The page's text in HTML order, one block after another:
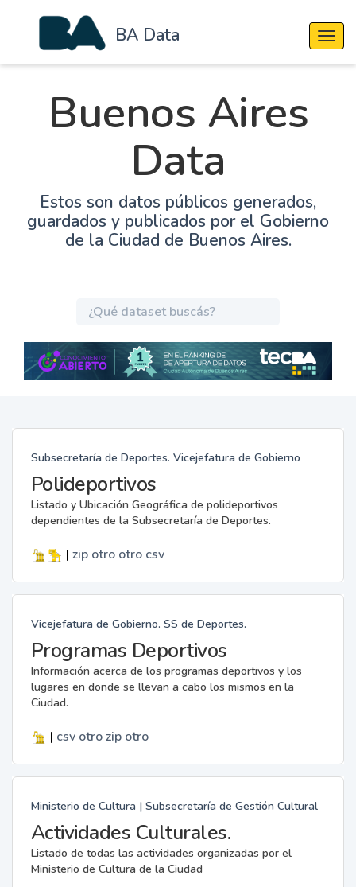
BA Data
Buenos Aires
Data
Estos son datos públicos generados,
guardados y publicados por el Gobierno
de la Ciudad de Buenos Aires.
Subsecretaría de Deportes. Vicejefatura de Gobierno
Polideportivos
Listado y Ubicación Geográfica de polideportivos
dependientes de la Subsecretaría de Deportes.
| zip otro otro csv
Vicejefatura de Gobierno. SS de Deportes.
Programas Deportivos
Información acerca de los programas deportivos y los
lugares en donde se llevan a cabo los mismos en la
Ciudad.
| csv otro zip otro
Ministerio de Cultura | Subsecretaría de Gestión Cultural
Actividades Culturales.
Listado de todas las actividades organizadas por el
Ministerio de Cultura de la Ciudad